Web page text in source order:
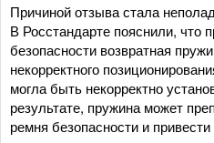
Причиной отзыва стала
В Росстандарте пояснили, что
безопасности возвратная
некорректного
могла быть некорректно
результате, пружина может
ремня безопасности и привести